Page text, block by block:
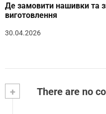
Де замовити нашивки та
виготовлення
30.04.2026
+ There are no